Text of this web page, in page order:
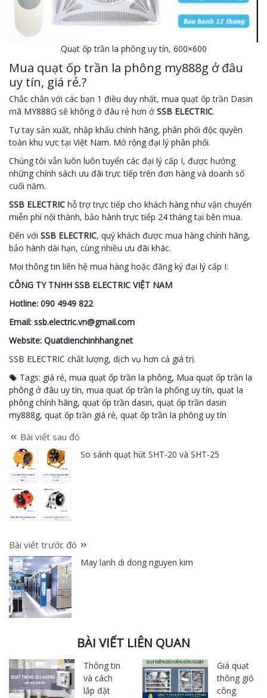
Quạt ốp trần la phông uy tín, 600×600
Mua quạt ốp trần la phông my888g ở đâu
uy tín, giá rẻ.?
Chắc chắn với các bạn 1 điều duy nhất, mua quạt ốp trần Dasin
mã MY888G sẽ không ở đâu rẻ hơn ở SSB ELECTRIC.
Tự tay sản xuất, nhập khẩu chính hãng, phân phối độc quyền
toàn khu vực tại Việt Nam. Mở rộng đại lý phân phối.
Chúng tôi vẫn luôn luôn tuyển các đại lý cấp I, được hưởng
những chính sách ưu đãi trực tiếp trên đơn hàng và doanh số
cuối năm.
SSB ELECTRIC hỗ trợ trực tiếp cho khách hàng như vận chuyển
miễn phí nội thành, bảo hành trực tiếp 24 tháng tại bên mua.
Đến với SSB ELECTRIC, quý khách được mua hàng chính hãng,
bảo hành dài hạn, cùng nhiều ưu đãi khác.
Mọi thông tin liên hệ mua hàng hoặc đăng ký đại lý cấp I:
CÔNG TY TNHH SSB ELECTRIC VIỆT NAM
Hotline: 090 4949 822
Email: ssb.electric.vn@gmail.com
Website: Quatdienchinhhang.net
SSB ELECTRIC chất lượng, dịch vụ hơn cả giá trị.
Tags: giá rẻ, mua quạt ốp trần la phông, Mua quạt ốp trần la
phông ở đâu uy tín, mua quạt ốp trần la phông uy tín, quạt la
phông chính hãng, quạt ốp trần dasin, quạt ốp trần dasin
my888g, quạt ốp trần giá rẻ, quạt ốp trần la phông uy tín
Bài viết sau đó
So sánh quạt hút SHT-20 và SHT-25
Bài viết trước đó
May lanh di dong nguyen kim
BÀI VIẾT LIÊN QUAN
Thông tin
và cách
lắp đặt
Giá quạt
thông gió
công